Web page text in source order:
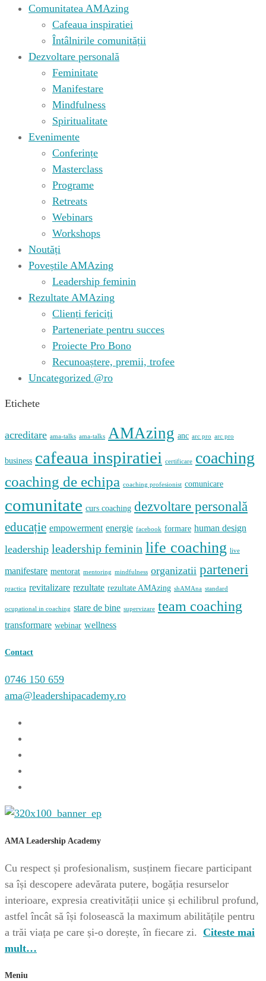
Comunitatea AMAzing
Cafeaua inspiratiei
Întâlnirile comunității
Dezvoltare personală
Feminitate
Manifestare
Mindfulness
Spiritualitate
Evenimente
Conferințe
Masterclass
Programe
Retreats
Webinars
Workshops
Noutăți
Poveștile AMAzing
Leadership feminin
Rezultate AMAzing
Clienți fericiți
Parteneriate pentru succes
Proiecte Pro Bono
Recunoaștere, premii, trofee
Uncategorized @ro
Etichete
acreditare ama-talks ama-talks AMAzing anc arc pro arc pro
business cafeaua inspiratiei certificare coaching
coaching de echipa coaching profesionist comunicare
comunitate curs coaching dezvoltare personală
educație empowerment energie facebook formare human design
leadership leadership feminin life coaching live
manifestare mentorat mentoring mindfulness organizatii parteneri
practica revitalizare rezultate rezultate AMAzing shAMAna standard
ocupational in coaching stare de bine supervizare team coaching
transformare webinar wellness
Contact
0746 150 659
ama@leadershipacademy.ro
AMA Leadership Academy
Cu respect și profesionalism, susținem fiecare participant
sa își descopere adevărata putere, bogăția resurselor
interioare, expresia creativității unice și echilibrul profund,
astfel încât să își folosească la maximum abilitățile pentru
a trăi viața pe care și-o dorește, în fiecare zi. Citeste mai
mult…
Meniu